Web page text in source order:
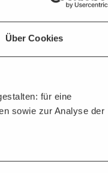
Über Cookies
für eine
sowie zur Analyse der